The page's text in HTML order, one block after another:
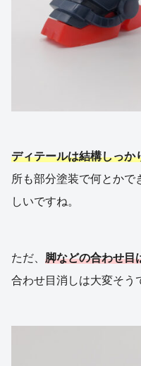
ディテールは結構しっか
所も部分塗装で何とかで
しいですね。
ただ、 脚などの合わせ目
合わせ目消しは大変そう